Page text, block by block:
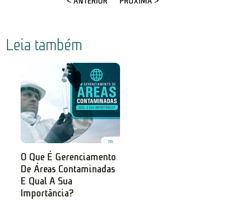
Leia também
O Que É Gerenciamento
De Áreas Contaminadas
E Qual A Sua
Importância?